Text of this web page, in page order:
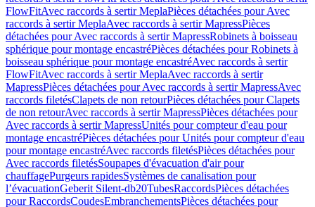
FlowFitAvec raccords à sertir MeplaPièces détachées pour Avec
raccords à sertir MeplaAvec raccords à sertir MapressPièces
détachées pour Avec raccords à sertir MapressRobinets à boisseau
sphérique pour montage encastréPièces détachées pour Robinets à
boisseau sphérique pour montage encastréAvec raccords à sertir
FlowFitAvec raccords à sertir MeplaAvec raccords à sertir
MapressPièces détachées pour Avec raccords à sertir MapressAvec
raccords filetésClapets de non retourPièces détachées pour Clapets
de non retourAvec raccords à sertir MapressPièces détachées pour
Avec raccords à sertir MapressUnités pour compteur d'eau pour
montage encastréPièces détachées pour Unités pour compteur d'eau
pour montage encastréAvec raccords filetésPièces détachées pour
Avec raccords filetésSoupapes d'évacuation d'air pour
chauffagePurgeurs rapidesSystèmes de canalisation pour
l’évacuationGeberit Silent-db20TubesRaccordsPièces détachées
pour RaccordsCoudesEmbranchementsPièces détachées pour